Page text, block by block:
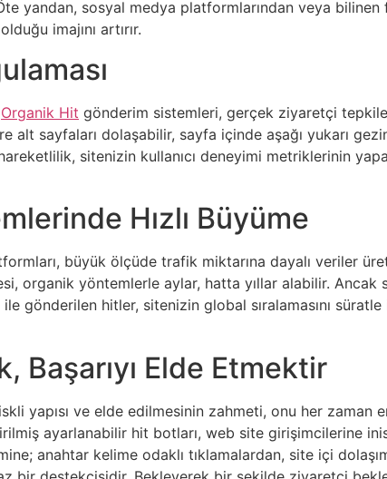
yandan, sosyal medya platformlarından veya
imajını artırır.
Organik Hit gönderim sistemleri, gerçek ziyaretçi
alt sayfaları dolaşabilir, sayfa içinde aşağı yukarı
sitenizin kullanıcı deneyimi metriklerinin
Hızlı Büyüme
büyük ölçüde trafik miktarına dayalı veriler
organik yöntemlerle aylar, hatta yıllar alabilir. Ancak
gönderilen hitler, sitenizin global sıralamasını süratle
Elde Etmektir
yapısı ve elde edilmesinin zahmeti, onu her zaman
ayarlanabilir hit botları, web site girişimcilerine
anahtar kelime odaklı tıklamalardan, site içi